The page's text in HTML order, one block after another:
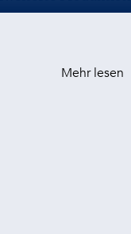
Mehr lesen